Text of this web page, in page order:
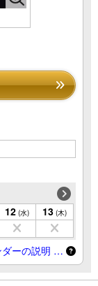
12 (水) 13 (木)
ダーの説明 …